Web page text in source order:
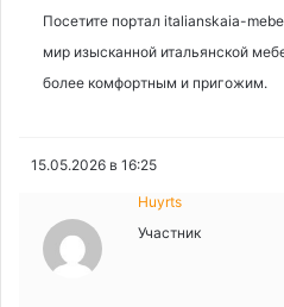
Посетите портал italianskaia-
мир изысканной итальянской
более комфортным и пригожим.
15.05.2026 в 16:25
Huyrts
Участник